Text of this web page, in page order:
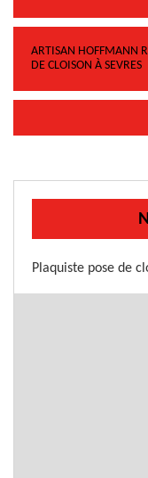
ARTISAN HOFFMANN
DE CLOISON À SEVRES
Plaquiste pose de